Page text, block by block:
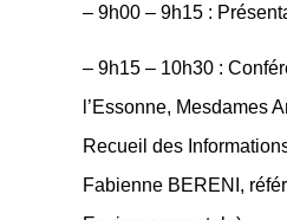
– 9h00 – 9h15 :
– 9h15 – 10h30 :
l’Essonne, Mesdames
Recueil des
Fabienne BERENI,